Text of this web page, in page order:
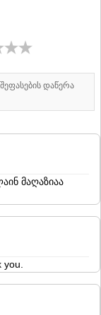
დაწერა
მაღაზიაა